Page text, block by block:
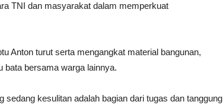
TNI dan masyarakat dalam memperkuat
Anton turut serta mengangkat material bangunan,
bata bersama warga lainnya.
kesulitan adalah bagian dari tugas dan tanggung